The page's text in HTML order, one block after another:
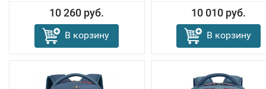
10 260 руб.
В корзину
10 010 руб.
В корзину